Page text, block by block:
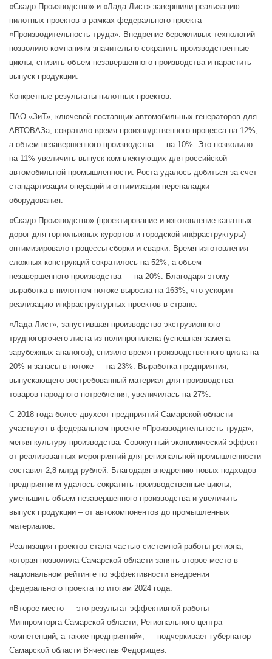
«Скадо Производство» и «Лада Лист» завершили реализацию
пилотных проектов в рамках федерального проекта
«Производительность труда». Внедрение бережливых технологий
позволило компаниям значительно сократить производственные
циклы, снизить объем незавершенного производства и нарастить
выпуск продукции.
Конкретные результаты пилотных проектов:
ПАО «ЗиТ», ключевой поставщик автомобильных генераторов для
АВТОВАЗа, сократило время производственного процесса на 12%,
а объем незавершенного производства — на 10%. Это позволило
на 11% увеличить выпуск комплектующих для российской
автомобильной промышленности. Роста удалось добиться за счет
стандартизации операций и оптимизации переналадки
оборудования.
«Скадо Производство» (проектирование и изготовление канатных
дорог для горнолыжных курортов и городской инфраструктуры)
оптимизировало процессы сборки и сварки. Время изготовления
сложных конструкций сократилось на 52%, а объем
незавершенного производства — на 20%. Благодаря этому
выработка в пилотном потоке выросла на 163%, что ускорит
реализацию инфраструктурных проектов в стране.
«Лада Лист», запустившая производство экструзионного
трудногорючего листа из полипропилена (успешная замена
зарубежных аналогов), снизило время производственного цикла на
20% и запасы в потоке — на 23%. Выработка предприятия,
выпускающего востребованный материал для производства
товаров народного потребления, увеличилась на 27%.
С 2018 года более двухсот предприятий Самарской области
участвуют в федеральном проекте «Производительность труда»,
меняя культуру производства. Совокупный экономический эффект
от реализованных мероприятий для региональной промышленности
составил 2,8 млрд рублей. Благодаря внедрению новых подходов
предприятиям удалось сократить производственные циклы,
уменьшить объем незавершенного производства и увеличить
выпуск продукции – от автокомпонентов до промышленных
материалов.
Реализация проектов стала частью системной работы региона,
которая позволила Самарской области занять второе место в
национальном рейтинге по эффективности внедрения
федерального проекта по итогам 2024 года.
«Второе место — это результат эффективной работы
Минпромторга Самарской области, Регионального центра
компетенций, а также предприятий», — подчеркивает губернатор
Самарской области Вячеслав Федорищев.